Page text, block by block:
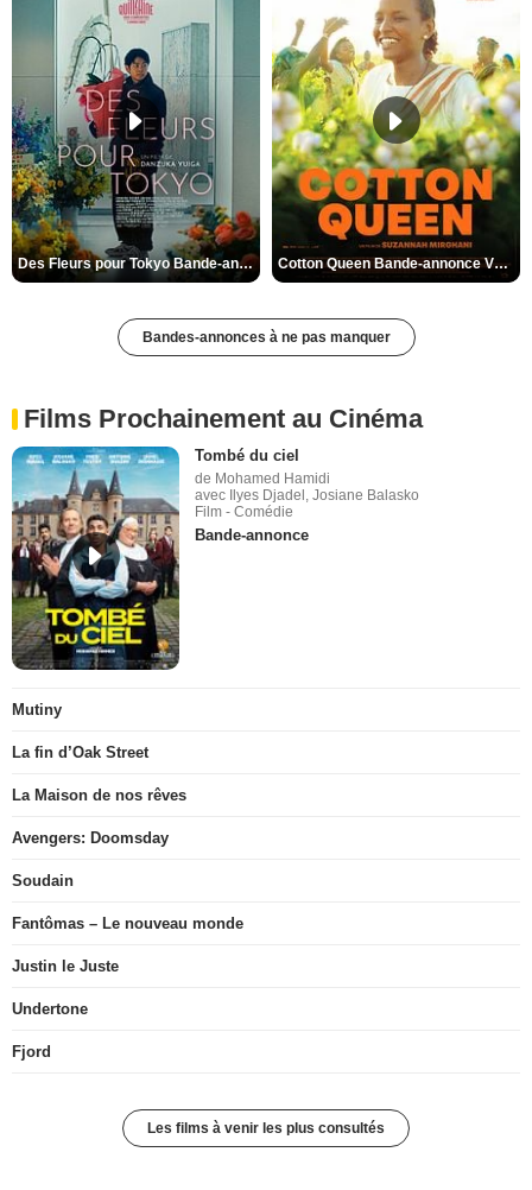
Des Fleurs pour Tokyo Bande-annonce VO STFR Cotton Queen Bande-annonce VO STFR
Bandes-annonces à ne pas manquer
Films Prochainement au Cinéma
Tombé du ciel
de Mohamed Hamidi
avec Ilyes Djadel, Josiane Balasko
Film - Comédie
Bande-annonce
Mutiny
La fin d’Oak Street
La Maison de nos rêves
Avengers: Doomsday
Soudain
Fantômas – Le nouveau monde
Justin le Juste
Undertone
Fjord
Les films à venir les plus consultés